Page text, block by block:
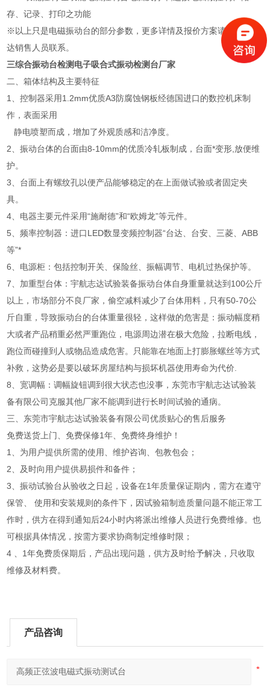
存、记录、打印之功能
※以上只是电磁振动台的部分参数，更多详情及报价方案请与宇航志
达销售人员联系。
三综合振动台检测电子吸合式振动检测台厂家
二、箱体结构及主要特征
1、控制器采用1.2mm优质A3防腐蚀钢板经德国进口的数控机床制
作，表面采用
静电喷塑而成，增加了外观质感和洁净度。
2、振动台体的台面由8-10mm的优质冷轧板制成，台面*变形,放便维
护。
3、台面上有螺纹孔以便产品能够稳定的在上面做试验或者固定夹
具。
4、电器主要元件采用“施耐德”和“欧姆龙”等元件。
5、频率控制器：进口LED数显变频控制器“台达、台安、三菱、ABB
等”*
6、电源柜：包括控制开关、保险丝、振幅调节、电机过热保护等。
7、加重型台体：宇航志达试验装备振动台体自身重量就达到100公斤
以上，市场部分不良厂家，偷空减料减少了台体用料，只有50-70公
斤自重，导致振动台的台体重量很轻，这样做的危害是：振动幅度稍
大或者产品稍重必然严重跑位，电源周边潜在极大危险，拉断电线，
跑位而碰撞到人或物品造成危害。只能靠在地面上打膨胀螺丝等方式
补救，这势必是要以破坏房屋结构与损坏机器使用寿命为代价.
8、宽调幅：调幅旋钮调到很大状态也没事，东莞市宇航志达试验装
备有限公司克服其他厂家不能调到进行长时间试验的通病。
三、东莞市宇航志达试验装备有限公司优质贴心的售后服务
免费送货上门、免费保修1年、免费终身维护！
1、为用户提供所需的使用、维护咨询、包教包会；
2、及时向用户提供易损件和备件；
3、振动试验台从验收之日起，设备在1年质量保证期内，需方在遵守
保管、 使用和安装规则的条件下，因试验箱制造质量问题不能正常工
作时，供方在得到通知后24小时内将派出维修人员进行免费维修。也
可根据具体情况，按需方要求协商制定维修时限；
4 、1年免费质保期后，产品出现问题，供方及时给予解决，只收取
维修及材料费。
产品咨询